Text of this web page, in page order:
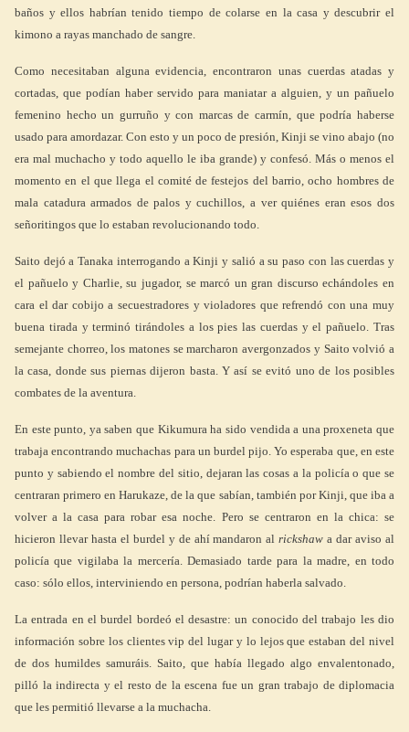
baños y ellos habrían tenido tiempo de colarse en la casa y descubrir el
kimono a rayas manchado de sangre.
Como necesitaban alguna evidencia, encontraron unas cuerdas atadas y
cortadas, que podían haber servido para maniatar a alguien, y un pañuelo
femenino hecho un gurruño y con marcas de carmín, que podría haberse
usado para amordazar. Con esto y un poco de presión, Kinji se vino abajo (no
era mal muchacho y todo aquello le iba grande) y confesó. Más o menos el
momento en el que llega el comité de festejos del barrio, ocho hombres de
mala catadura armados de palos y cuchillos, a ver quiénes eran esos dos
señoritingos que lo estaban revolucionando todo.
Saito dejó a Tanaka interrogando a Kinji y salió a su paso con las cuerdas y
el pañuelo y Charlie, su jugador, se marcó un gran discurso echándoles en
cara el dar cobijo a secuestradores y violadores que refrendó con una muy
buena tirada y terminó tirándoles a los pies las cuerdas y el pañuelo. Tras
semejante chorreo, los matones se marcharon avergonzados y Saito volvió a
la casa, donde sus piernas dijeron basta. Y así se evitó uno de los posibles
combates de la aventura.
En este punto, ya saben que Kikumura ha sido vendida a una proxeneta que
trabaja encontrando muchachas para un burdel pijo. Yo esperaba que, en este
punto y sabiendo el nombre del sitio, dejaran las cosas a la policía o que se
centraran primero en Harukaze, de la que sabían, también por Kinji, que iba a
volver a la casa para robar esa noche. Pero se centraron en la chica: se
hicieron llevar hasta el burdel y de ahí mandaron alrickshaw a dar aviso al
policía que vigilaba la mercería. Demasiado tarde para la madre, en todo
caso: sólo ellos, interviniendo en persona, podrían haberla salvado.
La entrada en el burdel bordeó el desastre: un conocido del trabajo les dio
información sobre los clientes vip del lugar y lo lejos que estaban del nivel
de dos humildes samuráis. Saito, que había llegado algo envalentonado,
pilló la indirecta y el resto de la escena fue un gran trabajo de diplomacia
que les permitió llevarse a la muchacha.